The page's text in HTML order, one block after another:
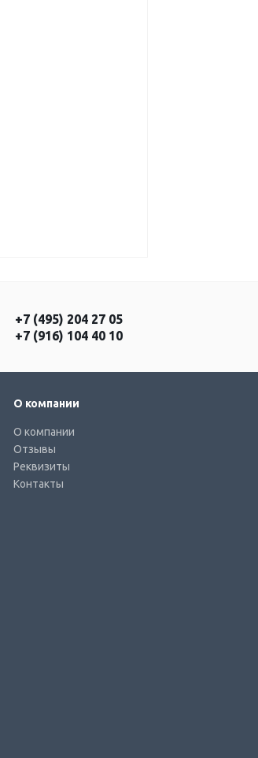
+7 (495) 204 27 05
+7 (916) 104 40 10
О компании
О компании
Отзывы
Реквизиты
Контакты